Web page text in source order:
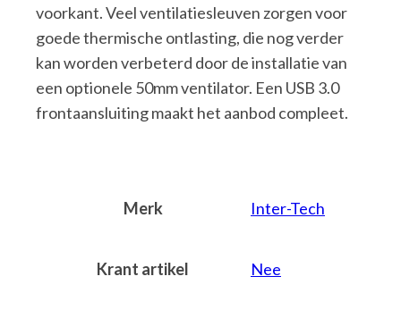
voorkant. Veel ventilatiesleuven zorgen voor
goede thermische ontlasting, die nog verder
kan worden verbeterd door de installatie van
een optionele 50mm ventilator. Een USB 3.0
frontaansluiting maakt het aanbod compleet.
Merk Inter-Tech
Krant artikel Nee